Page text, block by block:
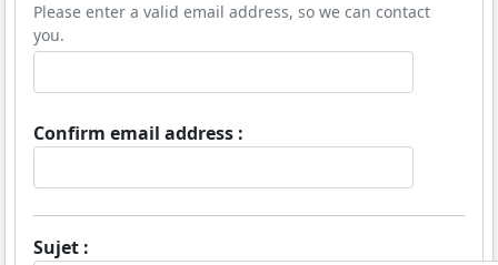
Please enter a valid email address, so we can contact
you.
Confirm email address :
Sujet :